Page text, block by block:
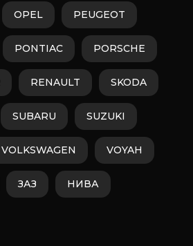
OPEL PEUGEOT
PONTIAC PORSCHE
RENAULT SKODA
SUBARU SUZUKI
VOLKSWAGEN VOYAH
ЗАЗ НИВА